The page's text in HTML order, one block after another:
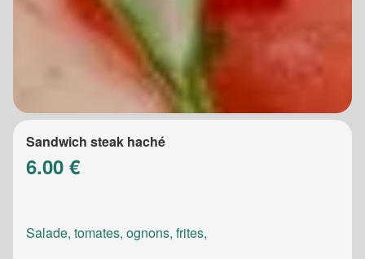
Sandwich steak haché
6.00 €
Salade, tomates, ognons, frites,